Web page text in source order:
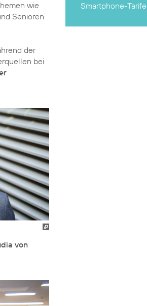
wie
Senioren
der
bei
von
Smartphone-Tarife